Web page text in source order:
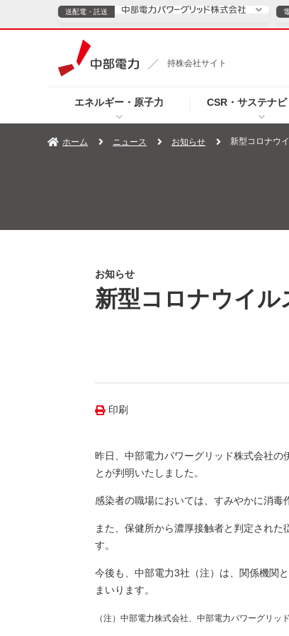
持株会社サイト
エネルギー・原子力 CSR・サステナビ
送配電・託送
TOPページへ
電気・ガスのご契約
TOPページへ
ホーム ニュース お知らせ 新型コロナウ
お知らせ
新型コロナウイル
印刷
昨日、中部電力パワーグリッド株式会社の
とが判明いたしました。
感染者の職場においては、すみやかに消毒
また、保健所から濃厚接触者と判定され
す。
今後も、中部電力3社（注）は、関係機関
まいります。
（注）中部電力株式会社、中部電力パワーグリッ